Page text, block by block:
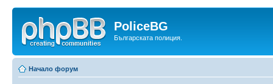
PoliceBG
Българската полиция.
Начало форум